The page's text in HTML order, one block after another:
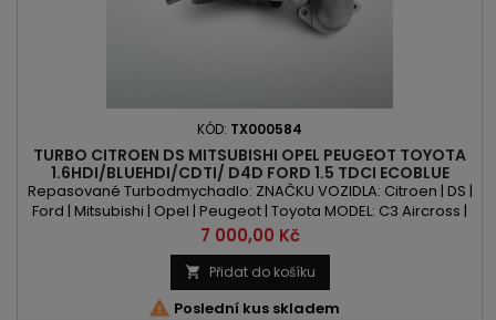
KÓD: TX000584
TURBO CITROEN DS MITSUBISHI OPEL PEUGEOT TOYOTA
1.6HDI/BLUEHDI/CDTI/ D4D FORD 1.5 TDCI ECOBLUE
Repasované Turbodmychadlo: ZNAČKU VOZIDLA: Citroen | DS |
Ford | Mitsubishi | Opel | Peugeot | Toyota MODEL: C3 Aircross |
C4 | C4 Picasso | C4 Grand Picasso | Berlingo | Jumpy |
Spacetourer | DS3 | DS4 | DS5 | C Max | Fiesta | Focus | Mondeo |
Tourneo Courier | ASX | Crossland | 208 | 308 | 508 | 2008 | 3008
| 5008 | Expert | Partner | Traveller | Proace...
Cena
7 000,00 Kč
 Přidat do košíku
 Poslední kus skladem